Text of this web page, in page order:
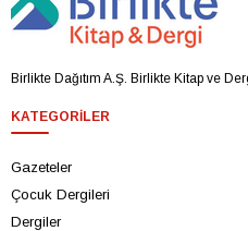
Birlikte Dağıtım A.Ş. Birlikte Kitap ve
KATEGORILER
Gazeteler
Çocuk Dergileri
Dergiler